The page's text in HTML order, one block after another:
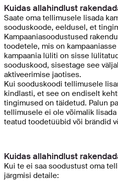
Kuidas allahindlust
Saate oma tellimusele lisada
sooduskoode, eeldusel, et
Kampaaniasoodustused
toodetele, mis on
kampaania lüliti on sisse
sooduskood, sisestage see
aktiveerimise jaotises.
Kui sooduskoodi tellimusele
kindlasti, et see on endiselt
tingimused on täidetud. Palun
tellimusele ei ole võimalik
teatud toodetüübid või brändid
Kuidas allahindlust
Kui te ei saa soodustust oma
järgmisi detaile: